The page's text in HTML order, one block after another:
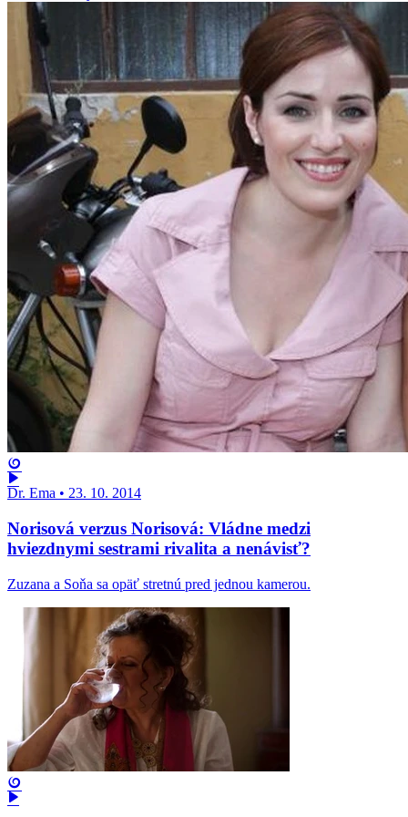
Dr. Ema • 23. 10. 2014
Norisová verzus Norisová: Vládne medzi
hviezdnymi sestrami rivalita a nenávisť?
Zuzana a Soňa sa opäť stretnú pred jednou kamerou.